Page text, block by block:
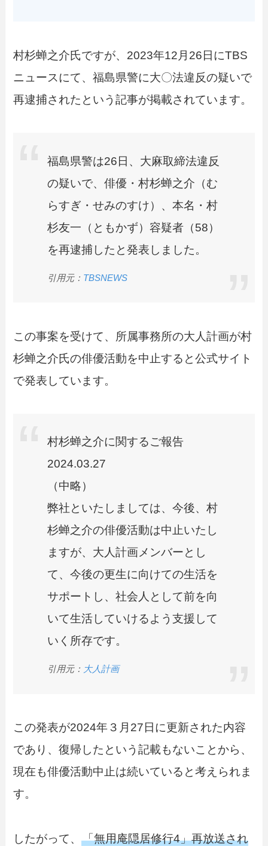
村杉蝉之介氏ですが、2023年12月26日にTBS
ニュースにて、福島県警に大〇法違反の疑いで
再逮捕されたという記事が掲載されています。
福島県警は26日、大麻取締法違反
の疑いで、俳優・村杉蝉之介（む
らすぎ・せみのすけ）、本名・村
杉友一（ともかず）容疑者（58）
を再逮捕したと発表しました。
引用元： TBSNEWS
この事案を受けて、所属事務所の大人計画が村
杉蝉之介氏の俳優活動を中止すると公式サイト
で発表しています。
村杉蝉之介に関するご報告
2024.03.27
ㅤ（中略）
ㅤ弊社といたしましては、今後、村
杉蝉之介の俳優活動は中止いたし
ますが、大人計画メンバーとし
て、今後の更生に向けての生活を
サポートし、社会人として前を向
いて生活していけるよう支援して
いく所存です。
引用元： 大人計画
この発表が2024年３月27日に更新された内容
であり、復帰したという記載もないことから、
現在も俳優活動中止は続いていると考えられま
す。
したがって、「無用庵隠居修行4」再放送され